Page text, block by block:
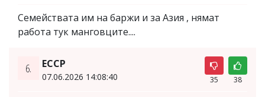
Семействата им на баржи и за Азия , нямат
работа тук манговците....
6. ЕССР
07.06.2026 14:08:40 35 38